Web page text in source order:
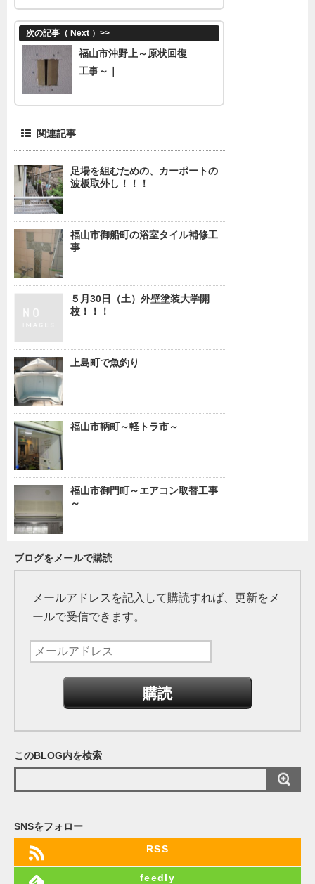
次の記事（ Next ） >>
福山市沖野上～原状回復
工事～｜
関連記事
足場を組むための、カーポートの
波板取外し！！！
福山市御船町の浴室タイル補修工
事
５月30日（土）外壁塗装大学開
校！！！
上島町で魚釣り
福山市鞆町～軽トラ市～
福山市御門町～エアコン取替工事
～
ブログをメールで購読
メールアドレスを記入して購読すれば、更新をメ
ールで受信できます。
ス
このBLOG内を検索
SNSをフォロー
RSS
feedly